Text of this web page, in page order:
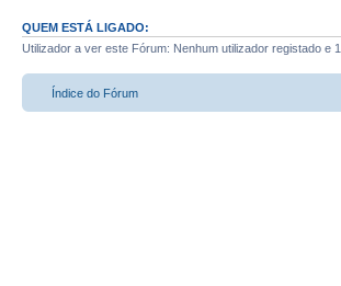
QUEM ESTÁ LIGADO:
Utilizador a ver este Fórum: Nenhum utilizador registado e
Índice do Fórum